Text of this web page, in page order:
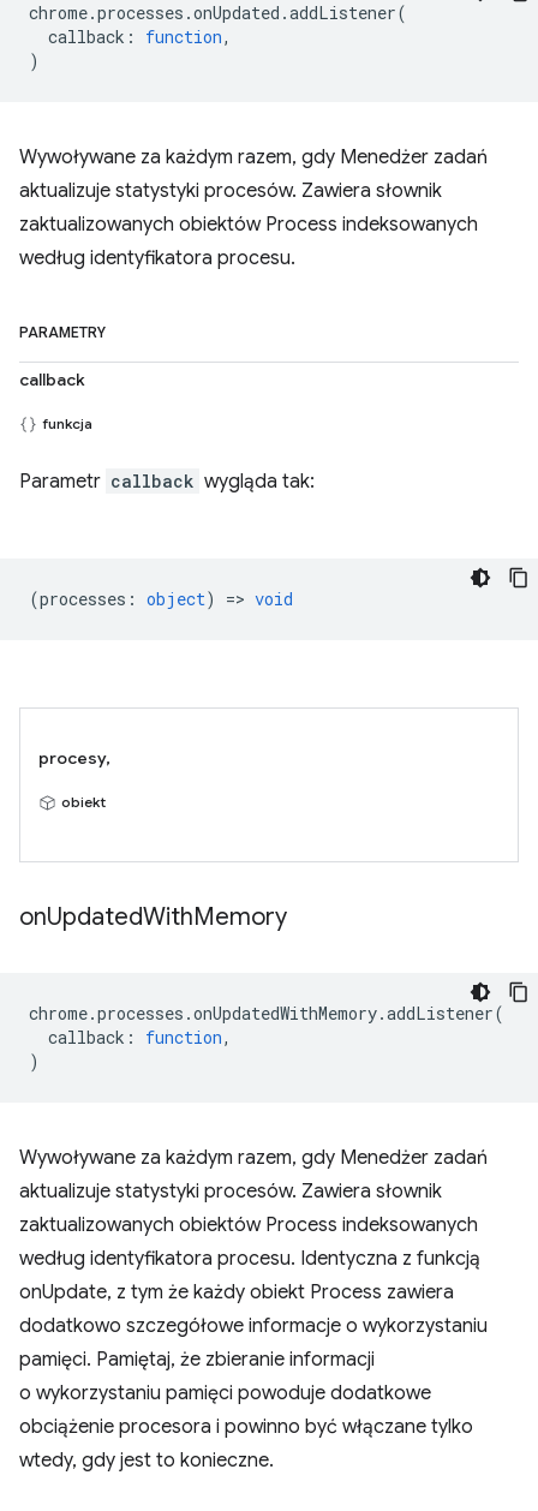
chrome.processes .onUpdated .addListener(
callback : function,
)
Wywoływane za każdym razem, gdy Menedżer zadań
aktualizuje statystyki procesów. Zawiera słownik
zaktualizowanych obiektów Process indeksowanych
według identyfikatora procesu.
PARAMETRY
callback
funkcja
Parametr callback wygląda tak:
(processes : object) => void
procesy,
obiekt
onUpdatedWithMemory
chrome.processes .onUpdatedWithMemory.addListener(
callback : function,
)
Wywoływane za każdym razem, gdy Menedżer zadań
aktualizuje statystyki procesów. Zawiera słownik
zaktualizowanych obiektów Process indeksowanych
według identyfikatora procesu. Identyczna z funkcją
onUpdate, z tym że każdy obiekt Process zawiera
dodatkowo szczegółowe informacje o wykorzystaniu
pamięci. Pamiętaj, że zbieranie informacji
o wykorzystaniu pamięci powoduje dodatkowe
obciążenie procesora i powinno być włączane tylko
wtedy, gdy jest to konieczne.